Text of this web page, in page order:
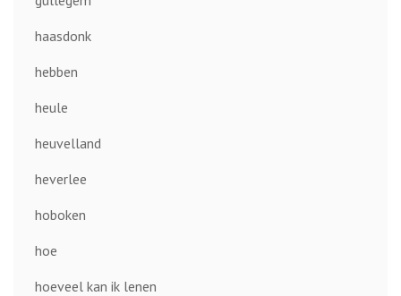
haasdonk
hebben
heule
heuvelland
heverlee
hoboken
hoe
hoeveel kan ik lenen